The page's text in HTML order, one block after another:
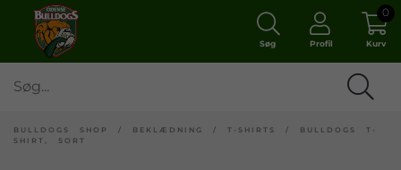
Søg Profil Kurv
0
BULLDOGS SHOP / BEKLÆDNING / T-SHIRTS / BULLDOGS T-
SHIRT, SORT